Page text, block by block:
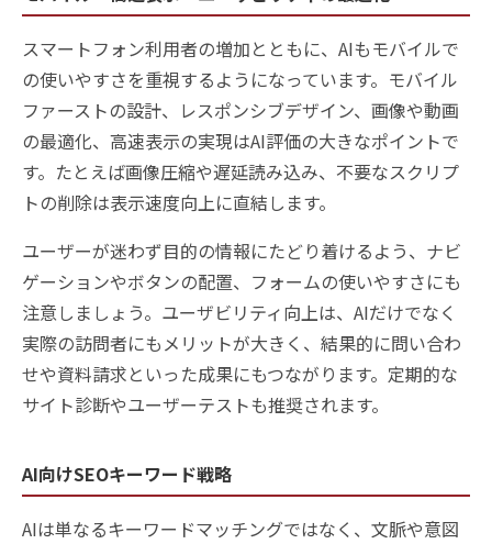
スマートフォン利用者の増加とともに、AIもモバイルで
の使いやすさを重視するようになっています。モバイル
ファーストの設計、レスポンシブデザイン、画像や動画
の最適化、高速表示の実現はAI評価の大きなポイントで
す。たとえば画像圧縮や遅延読み込み、不要なスクリプ
トの削除は表示速度向上に直結します。
ユーザーが迷わず目的の情報にたどり着けるよう、ナビ
ゲーションやボタンの配置、フォームの使いやすさにも
注意しましょう。ユーザビリティ向上は、AIだけでなく
実際の訪問者にもメリットが大きく、結果的に問い合わ
せや資料請求といった成果にもつながります。定期的な
サイト診断やユーザーテストも推奨されます。
AI向けSEOキーワード戦略
AIは単なるキーワードマッチングではなく、文脈や意図